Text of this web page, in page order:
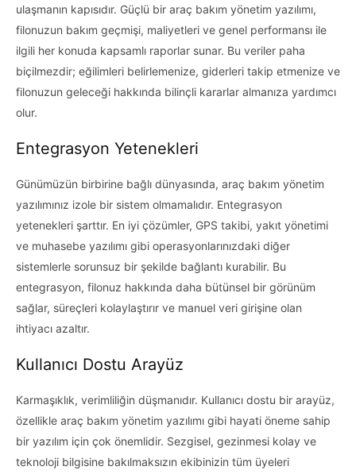
ulaşmanın kapısıdır. Güçlü bir araç bakım yönetim yazılımı,
filonuzun bakım geçmişi, maliyetleri ve genel performansı ile
ilgili her konuda kapsamlı raporlar sunar. Bu veriler paha
biçilmezdir; eğilimleri belirlemenize, giderleri takip etmenize ve
filonuzun geleceği hakkında bilinçli kararlar almanıza yardımcı
olur.
Entegrasyon Yetenekleri
Günümüzün birbirine bağlı dünyasında, araç bakım yönetim
yazılımınız izole bir sistem olmamalıdır. Entegrasyon
yetenekleri şarttır. En iyi çözümler, GPS takibi, yakıt yönetimi
ve muhasebe yazılımı gibi operasyonlarınızdaki diğer
sistemlerle sorunsuz bir şekilde bağlantı kurabilir. Bu
entegrasyon, filonuz hakkında daha bütünsel bir görünüm
sağlar, süreçleri kolaylaştırır ve manuel veri girişine olan
ihtiyacı azaltır.
Kullanıcı Dostu Arayüz
Karmaşıklık, verimliliğin düşmanıdır. Kullanıcı dostu bir arayüz,
özellikle araç bakım yönetim yazılımı gibi hayati öneme sahip
bir yazılım için çok önemlidir. Sezgisel, gezinmesi kolay ve
teknoloji bilgisine bakılmaksızın ekibinizin tüm üyeleri